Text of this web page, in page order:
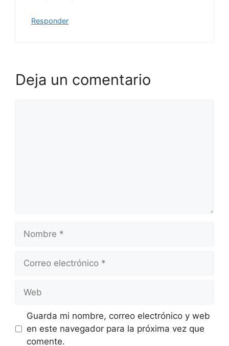
Responder
Deja un comentario
Nombre
Correo
Web
Guarda mi nombre, correo electrónico y web
en este navegador para la próxima vez que
comente.